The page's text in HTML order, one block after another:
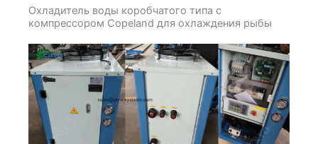
Охладитель воды коробчатого типа с
компрессором Copeland для охлаждения рыбы